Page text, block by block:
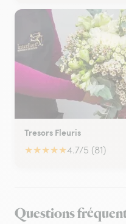
Tresors Fleuris
★★★★★4.7/5 (81)
Questions